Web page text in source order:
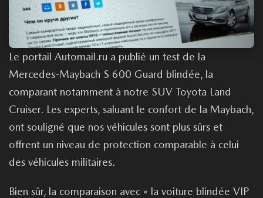
Le portail Automail.ru a publié un test de la
Mercedes-Maybach S 600 Guard blindée, la
comparant notamment à notre SUV Toyota Land
Cruiser. Les experts, saluant le confort de la Maybach,
ont souligné que nos véhicules sont plus sûrs et
offrent un niveau de protection comparable à celui
des véhicules militaires.
Bien sûr, la comparaison avec « la voiture blindée VIP